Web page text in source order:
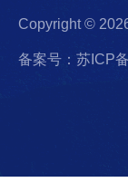
Copyright ©
备案号：苏ICP